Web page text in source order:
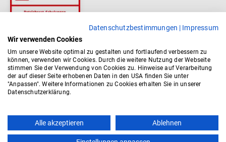
Datenschutzbestimmungen | Impressum
Wir verwenden Cookies
Um unsere Website optimal zu gestalten und fortlaufend verbessern zu
können, verwenden wir Cookies. Durch die weitere Nutzung der Webseite
stimmen Sie der Verwendung von Cookies zu. Hinweise auf Verarbeitung
der auf dieser Seite erhobenen Daten in den USA finden Sie unter
"Anpassen". Weitere Informationen zu Cookies erhalten Sie in unserer
Datenschutzerklärung.
Alle akzeptieren Ablehnen